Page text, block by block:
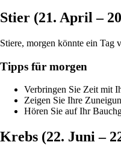
Stier (21. April –
Stiere, morgen könnte ein Tag
Tipps für morgen
Verbringen Sie Zeit mit
Zeigen Sie Ihre
Hören Sie auf Ihr
Krebs (22. Juni –